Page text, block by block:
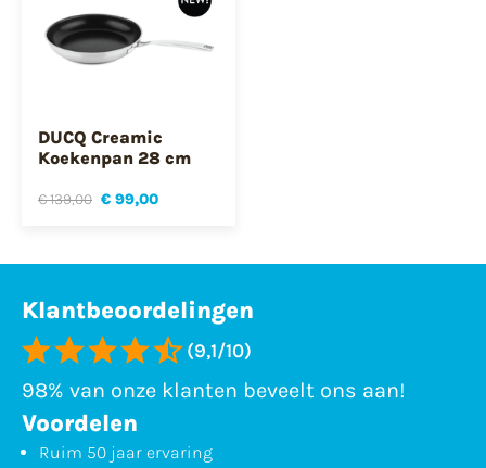
DUCQ Creamic
Koekenpan 28 cm
€ 139,00 € 99,00
Klantbeoordelingen
(9,1/10)
98% van onze klanten beveelt ons aan!
Voordelen
Ruim 50 jaar ervaring